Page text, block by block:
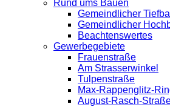
Rund ums Bauen
Gemeindlicher
Gemeindlicher
Beachtenswertes
Gewerbegebiete
Frauenstraße
Am Strasserwinkel
Tulpenstraße
Max-Rappenglitz-
August-Rasch-